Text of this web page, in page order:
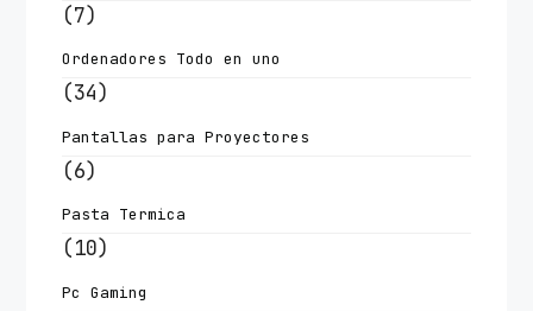
(7)
Ordenadores Todo en uno
(34)
Pantallas para Proyectores
(6)
Pasta Termica
(10)
Pc Gaming